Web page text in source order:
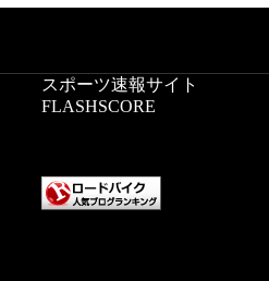
スポーツ速報サイト
FLASHSCORE